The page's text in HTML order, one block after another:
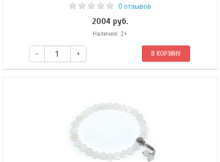
0 отзывов
2004 руб.
Наличие: 2+
– + В КОРЗИНУ
Буддийские четки-браслет из лавового камня 27 бусин, они же — четки
скользящим узлом.